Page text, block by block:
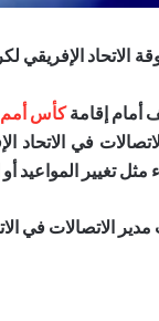
الاتحاد
أمام إقامةكأس أمم
في
تغيير المواعيد
الاتصالات في